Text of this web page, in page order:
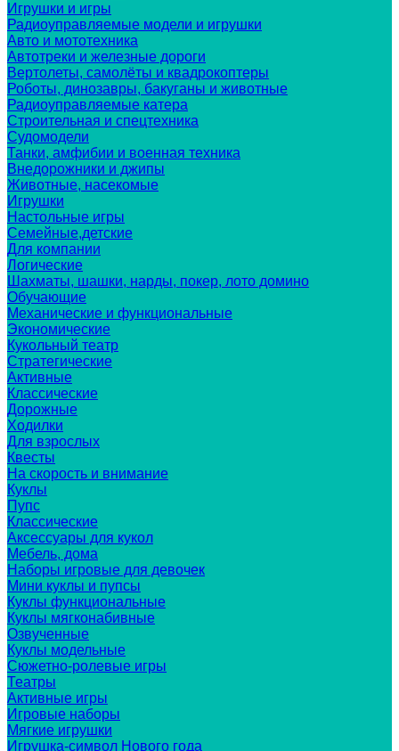
Игрушки и игры
Радиоуправляемые модели и игрушки
Авто и мототехника
Автотреки и железные дороги
Вертолеты, самолёты и квадрокоптеры
Роботы, динозавры, бакуганы и животные
Радиоуправляемые катера
Строительная и спецтехника
Судомодели
Танки, амфибии и военная техника
Внедорожники и джипы
Животные, насекомые
Игрушки
Настольные игры
Семейные,детские
Для компании
Логические
Шахматы, шашки, нарды, покер, лото домино
Обучающие
Механические и функциональные
Экономические
Кукольный театр
Стратегические
Активные
Классические
Дорожные
Ходилки
Для взрослых
Квесты
На скорость и внимание
Куклы
Пупс
Классические
Аксессуары для кукол
Мебель, дома
Наборы игровые для девочек
Мини куклы и пупсы
Куклы функциональные
Куклы мягконабивные
Озвученные
Куклы модельные
Сюжетно-ролевые игры
Театры
Активные игры
Игровые наборы
Мягкие игрушки
Игрушка-символ Нового года